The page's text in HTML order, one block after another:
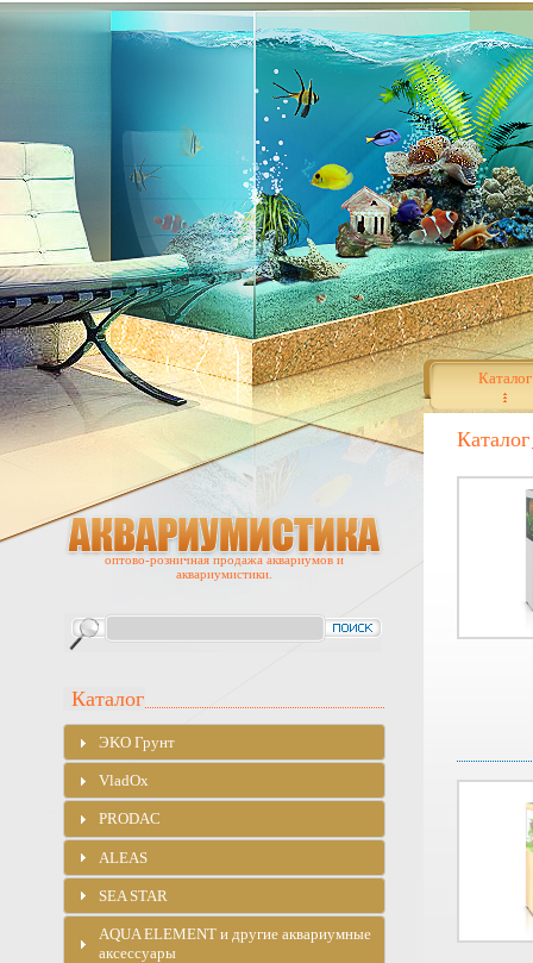
Каталог
Каталог
оптово-розничная продажа аквариумов и
аквариумистики.
Каталог
ЭKO Грунт
VladOx
PRODAC
ALEAS
SEA STAR
AQUA ELEMENT и другие аквариумные
аксессуары